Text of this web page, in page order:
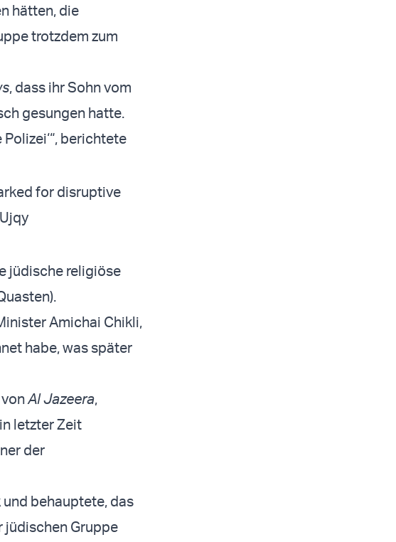
hätten, die
trotzdem zum
, dass ihr Sohn vom
gesungen hatte.
berichtete
for disruptive
jüdische religiöse
Amichai Chikli,
habe, was später
vonAl Jazeera,
letzter Zeit
der
behauptete, das
jüdischen Gruppe